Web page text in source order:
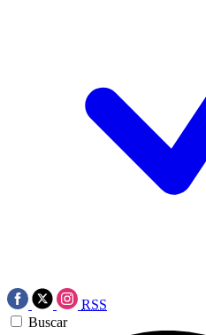
RSS
Buscar